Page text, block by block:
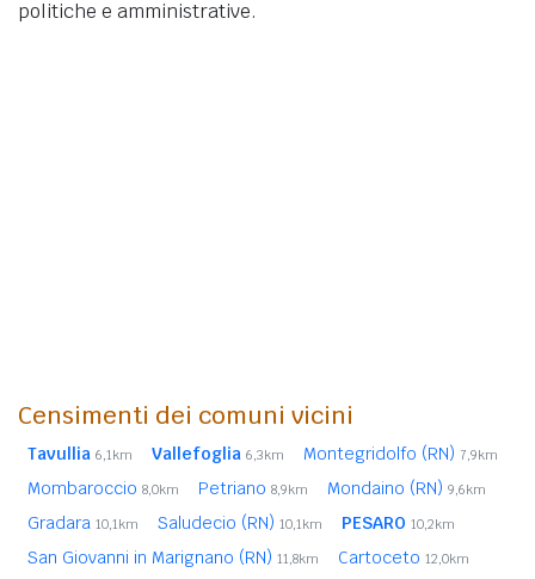
politiche e amministrative.
Censimenti dei comuni vicini
Tavullia 6,1km Vallefoglia 6,3km Montegridolfo (RN) 7,9km
Mombaroccio 8,0km Petriano 8,9km Mondaino (RN) 9,6km
Gradara 10,1km Saludecio (RN) 10,1km PESARO 10,2km
San Giovanni in Marignano (RN) 11,8km Cartoceto 12,0km